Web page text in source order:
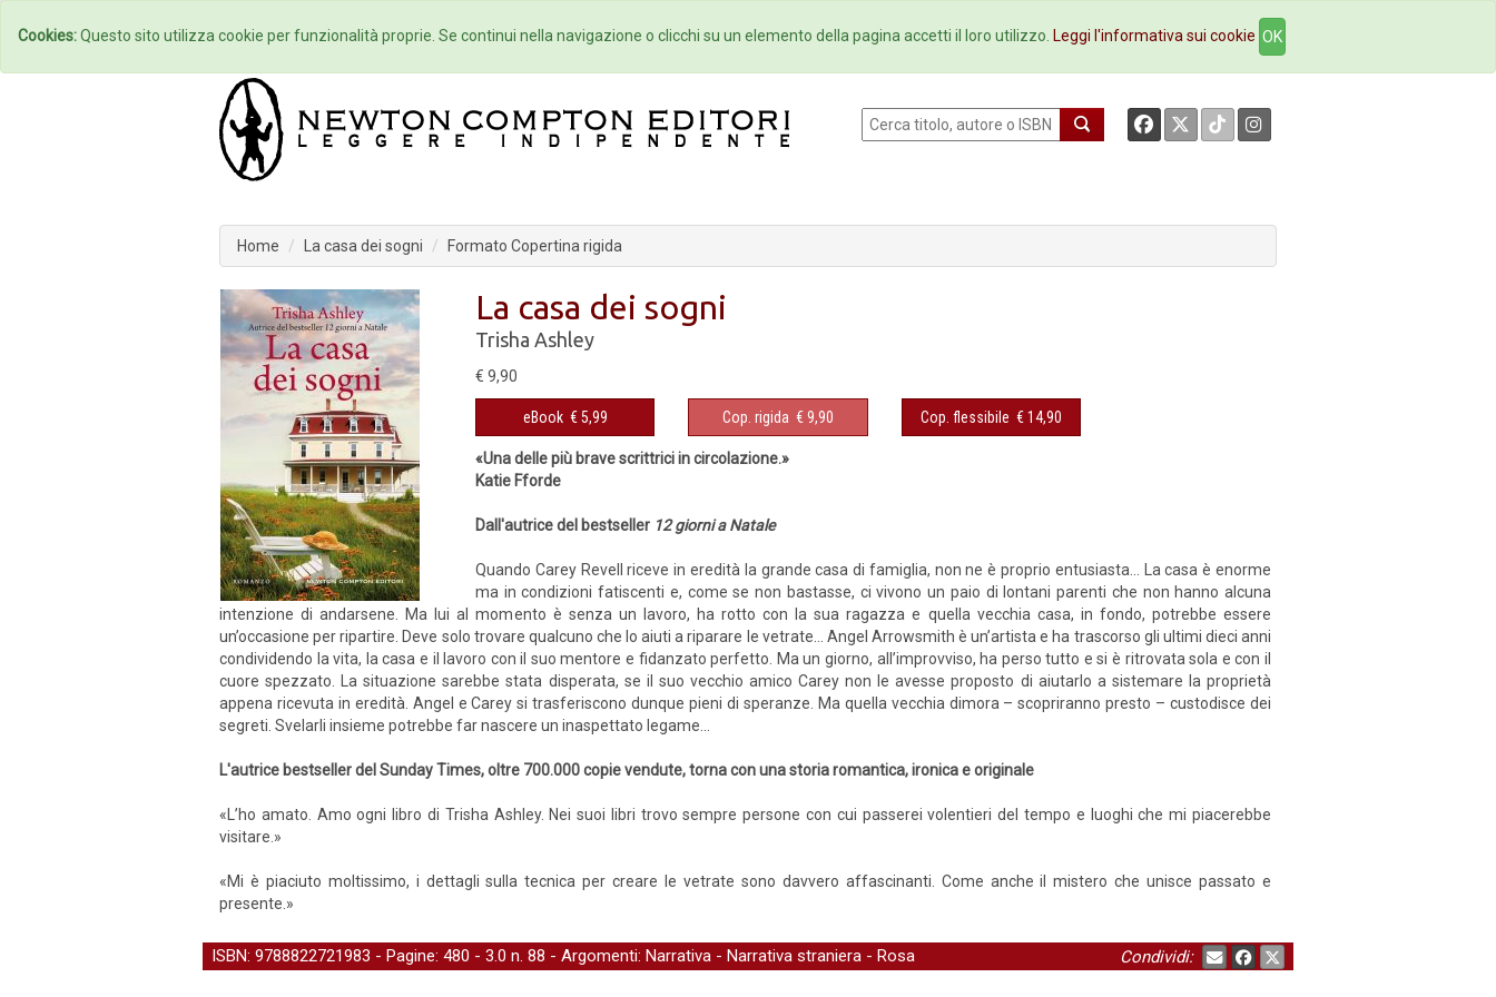
Home Autori Eventi Collane Newsletter Ebookstore Contatti
Home La casa dei sogni Formato Copertina rigida
La casa dei sogni
Trisha Ashley
€ 9,90
eBook € 5,99 Cop. rigida € 9,90 Cop. flessibile € 14,90
«Una delle più brave scrittrici in circolazione.»
Katie Fforde
Dall'autrice del bestseller 12 giorni a Natale
Quando Carey Revell riceve in eredità la grande casa di famiglia, non ne è proprio entusiasta... La casa è enorme
ma in condizioni fatiscenti e, come se non bastasse, ci vivono un paio di lontani parenti che non hanno alcuna
intenzione di andarsene. Ma lui al momento è senza un lavoro, ha rotto con la sua ragazza e quella vecchia casa, in fondo, potrebbe essere
un’occasione per ripartire. Deve solo trovare qualcuno che lo aiuti a riparare le vetrate… Angel Arrowsmith è un’artista e ha trascorso gli ultimi dieci anni
condividendo la vita, la casa e il lavoro con il suo mentore e fidanzato perfetto. Ma un giorno, all’improvviso, ha perso tutto e si è ritrovata sola e con il
cuore spezzato. La situazione sarebbe stata disperata, se il suo vecchio amico Carey non le avesse proposto di aiutarlo a sistemare la proprietà
appena ricevuta in eredità. Angel e Carey si trasferiscono dunque pieni di speranze. Ma quella vecchia dimora – scopriranno presto – custodisce dei
segreti. Svelarli insieme potrebbe far nascere un inaspettato legame…
L'autrice bestseller del Sunday Times, oltre 700.000 copie vendute, torna con una storia romantica, ironica e originale
«L’ho amato. Amo ogni libro di Trisha Ashley. Nei suoi libri trovo sempre persone con cui passerei volentieri del tempo e luoghi che mi piacerebbe
visitare.»
«Mi è piaciuto moltissimo, i dettagli sulla tecnica per creare le vetrate sono davvero affascinanti. Come anche il mistero che unisce passato e
presente.»
ISBN: 9788822721983 - Pagine: 480 - 3.0 n. 88 - Argomenti: Narrativa - Narrativa straniera - Rosa Condividi:
Cookies:Questo sito utilizza cookie per funzionalità proprie. Se continui nella navigazione o clicchi su un elemento della pagina accetti il loro utilizzo. Leggi l'informativa sui cookie OK